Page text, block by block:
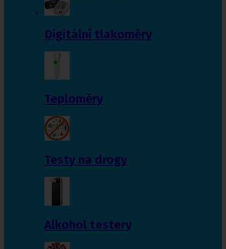
Digitální tlakoměry
Teploměry
Testy na drogy
Alkohol testery